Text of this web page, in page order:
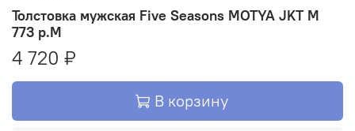
Толстовка мужская Five Seasons MOTYA JKT M
773 р.M
4 720 ₽
В корзину